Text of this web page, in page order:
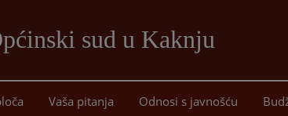
sud u Kaknju
sadržaj
Vaša pitanja Odnosi s javnošću